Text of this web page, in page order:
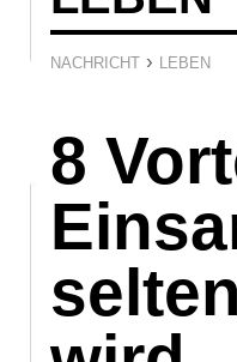
NACHRICHT › LEBEN
8